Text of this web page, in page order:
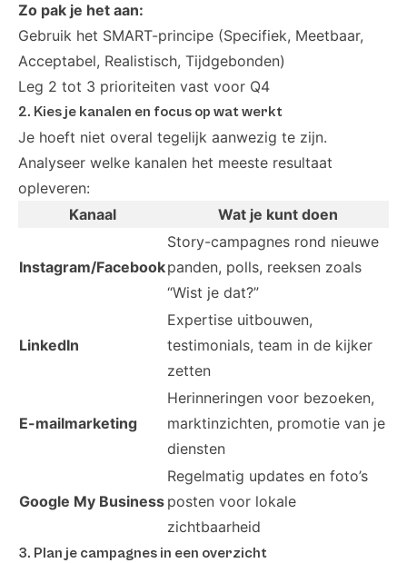
Zo pak je het aan:
Gebruik het SMART-principe (Specifiek, Meetbaar,
Acceptabel, Realistisch, Tijdgebonden)
Leg 2 tot 3 prioriteiten vast voor Q4
2. Kies je kanalen en focus op wat werkt
Je hoeft niet overal tegelijk aanwezig te zijn.
Analyseer welke kanalen het meeste resultaat
opleveren:
Kanaal
Wat je kunt doen
Instagram/Facebook
Story-campagnes rond nieuwe
panden, polls, reeksen zoals
“Wist je dat?”
LinkedIn
Expertise uitbouwen,
testimonials, team in de kijker
zetten
E-mailmarketing
Herinneringen voor bezoeken,
marktinzichten, promotie van je
diensten
Google My Business
Regelmatig updates en foto’s
posten voor lokale
zichtbaarheid
3. Plan je campagnes in een overzicht